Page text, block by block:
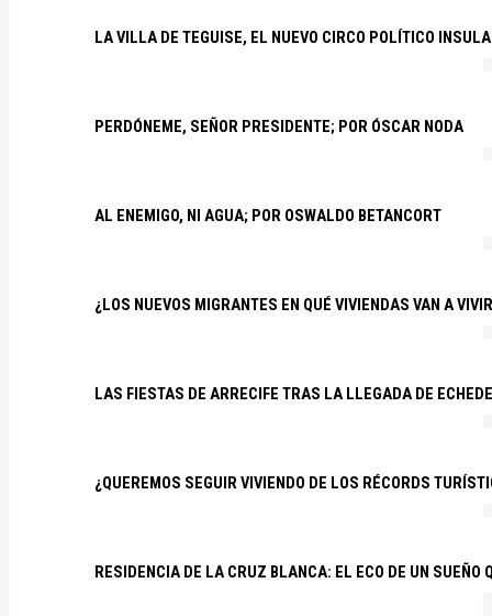
LA VILLA DE TEGUISE, EL NUEVO CIRCO POLÍTICO
PERDÓNEME, SEÑOR PRESIDENTE; POR ÓSCAR NODA
AL ENEMIGO, NI AGUA; POR OSWALDO BETANCORT
¿LOS NUEVOS MIGRANTES EN QUÉ VIVIENDAS VAN A
LAS FIESTAS DE ARRECIFE TRAS LA LLEGADA DE
¿QUEREMOS SEGUIR VIVIENDO DE LOS RÉCORDS
RESIDENCIA DE LA CRUZ BLANCA: EL ECO DE UN SUEÑO